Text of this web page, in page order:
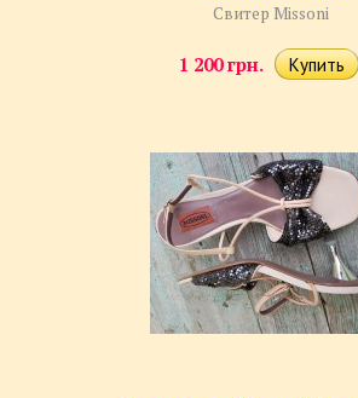
Свитер Missoni
1 200 грн.